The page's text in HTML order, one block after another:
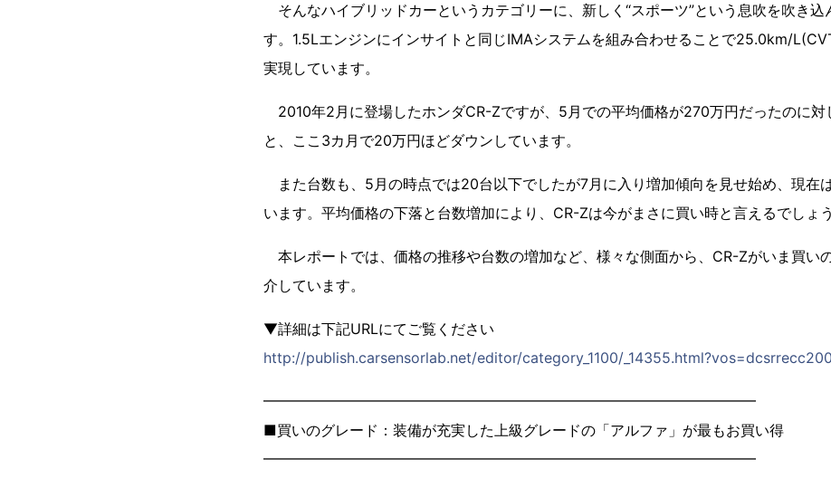
そんなハイブリッドカーというカテゴリーに、新しく“スポーツ”という息吹を吹き込
す。1.5Lエンジンにインサイトと同じIMAシステムを組み合わせることで25.0km/
実現しています。
2010年2月に登場したホンダCR-Zですが、5月での平均価格が270万円だったのに対
と、ここ3カ月で20万円ほどダウンしています。
また台数も、5月の時点では20台以下でしたが7月に入り増加傾向を見せ始め、現在
います。平均価格の下落と台数増加により、CR-Zは今がまさに買い時と言えるでしょう
本レポートでは、価格の推移や台数の増加など、様々な側面から、CR-Zがいま買い
介しています。
▼詳細は下記URLにてご覧ください
http://publish.carsensorlab.net/editor/category_1100/
━━━━━━━━━━━━━━━━━━━━━━━━━━━━━━━━━━
■買いのグレード：装備が充実した上級グレードの「アルファ」が最もお買い得
━━━━━━━━━━━━━━━━━━━━━━━━━━━━━━━━━━